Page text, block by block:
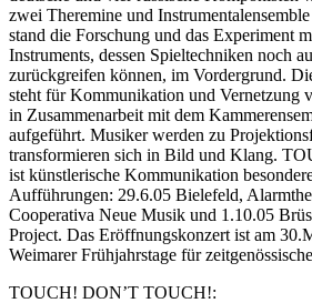
zwei Theremine und
stand die Forschung und das Experiment
Instruments, dessen Spieltechniken noch
zurückgreifen können, im Vordergrund.
steht für Kommunikation und Vernetzung
in Zusammenarbeit mit dem
aufgeführt. Musiker werden zu
transformieren sich in Bild und Klang.
ist künstlerische Kommunikation
Aufführungen: 29.6.05 Bielefeld,
Cooperativa Neue Musik und 1.10.05
Project. Das Eröffnungskonzert ist am
Weimarer Frühjahrstage für
TOUCH! DON’T TOUCH!: